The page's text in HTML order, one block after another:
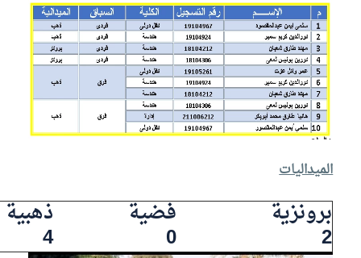
الميداليات
برونزية فضية ذهبية
2
0
4